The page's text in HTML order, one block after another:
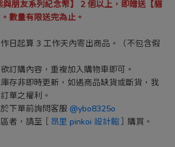
朋友系列紀念幣】 2 個以上，即贈送【貓
數量有限送完為止。
日起算 3 工作天內寄出商品。（不包含假
訂購內容，重複加入購物車即可。
存非即時更新，如遇商品缺貨或斷貨，我
單之權利。
下單前詢問客服 @ybo8325o
者，請至［ 昂里 pinkoi 設計館］購買。